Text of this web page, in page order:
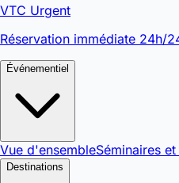
VTC Urgent
Réservation immédiate 24h/
Événementiel
Vue d'ensembleSéminaires
Destinations